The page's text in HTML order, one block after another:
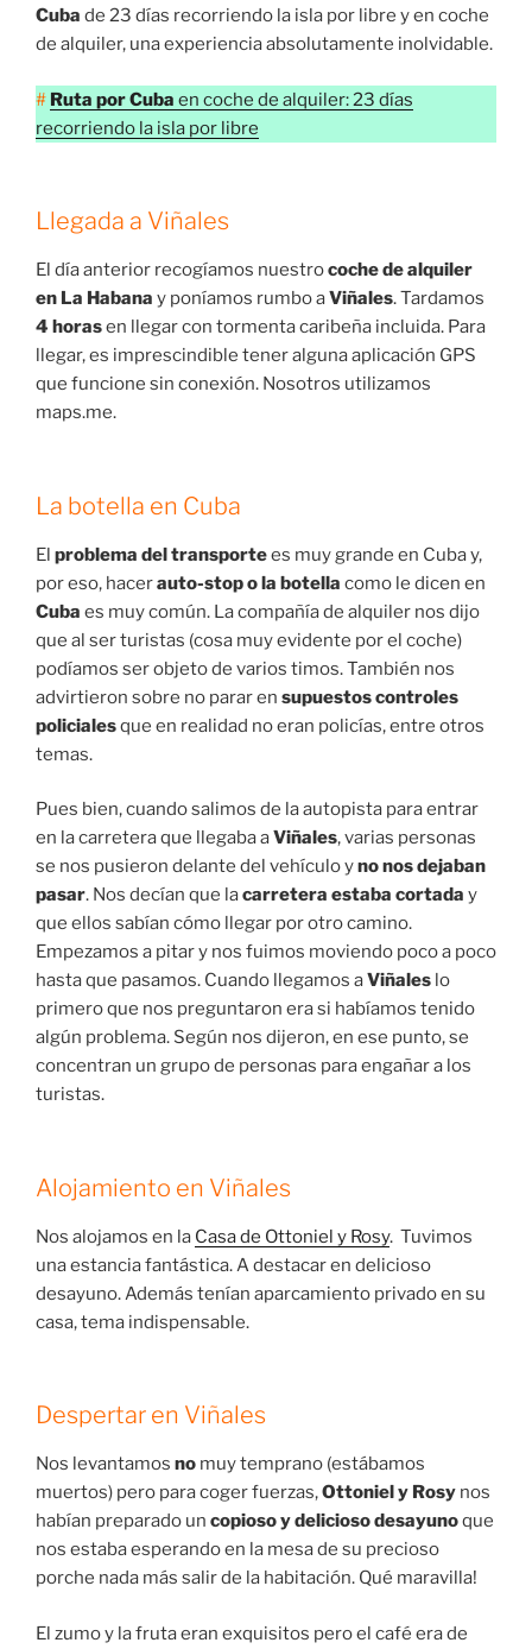
Cuba de 23 días recorriendo la isla por libre y en coche
de alquiler, una experiencia absolutamente inolvidable.
# Ruta por Cuba en coche de alquiler: 23 días
recorriendo la isla por libre
Llegada a Viñales
El día anterior recogíamos nuestrocoche de alquiler
en La Habana y poníamos rumbo aViñales. Tardamos
4 horasen llegar con tormenta caribeña incluida. Para
llegar, es imprescindible tener alguna aplicación GPS
que funcione sin conexión. Nosotros utilizamos
maps.me.
La botella en Cuba
El problema del transportees muy grande en Cuba y,
por eso, hacerauto-stop o la botella como le dicen en
Cuba es muy común. La compañía de alquiler nos dijo
que al ser turistas (cosa muy evidente por el coche)
podíamos ser objeto de varios timos. También nos
advirtieron sobre no parar en supuestos controles
policialesque en realidad no eran policías, entre otros
temas.
Pues bien, cuando salimos de la autopista para entrar
en la carretera que llegaba aViñales,varias personas
se nos pusieron delante del vehículo yno nos dejaban
pasar. Nos decían que lacarretera estaba cortada y
que ellos sabían cómo llegar por otro camino.
Empezamos a pitar y nos fuimos moviendo poco a poco
hasta que pasamos. Cuando llegamos aViñales lo
primero que nos preguntaron era si habíamos tenido
algún problema. Según nos dijeron, en ese punto, se
concentran un grupo de personas para engañar a los
turistas.
Alojamiento en Viñales
Nos alojamos en la Casa de Ottoniel y Rosy. Tuvimos
una estancia fantástica. A destacar en delicioso
desayuno. Además tenían aparcamiento privado en su
casa, tema indispensable.
Despertar en Viñales
Nos levantamos no muy temprano (estábamos
muertos) pero para coger fuerzas,Ottoniel y Rosy nos
habían preparado un copioso y delicioso desayunoque
nos estaba esperando en la mesa de su precioso
porche nada más salir de la habitación. Qué maravilla!
El zumo y la fruta eran exquisitos pero el café era de